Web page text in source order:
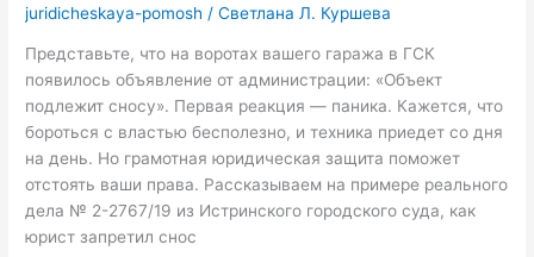
juridicheskaya-pomosh /Светлана Л. Куршева
Представьте, что на воротах вашего гаража в ГСК
появилось объявление от администрации: «Объект
подлежит сносу». Первая реакция — паника. Кажется, что
бороться с властью бесполезно, и техника приедет со дня
на день. Но грамотная юридическая защита поможет
отстоять ваши права. Рассказываем на примере реального
дела № 2-2767/19 из Истринского городского суда, как
юрист запретил снос